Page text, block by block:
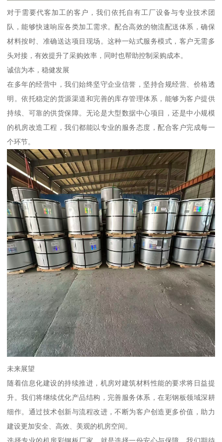
对于需要代客加工的客户，我们依托自有工厂设备与专业技术团
队，能够快速响应各类加工需求。配合高效的物流配送体系，确保
材料按时、准确送达项目现场。这种一站式服务模式，客户无需多
头对接，有效提升了采购效率，同时也帮助控制采购成本。
诚信为本，稳健发展
在多年的经营中，我们始终坚守企业信誉，坚持合规经营、价格透
明。依托稳定的货源渠道和完善的库存管理体系，能够为客户提供
持续、可靠的供货保障。无论是大型数据中心项目，还是中小规模
的机房改造工程，我们都能以专业的服务态度，配合客户完成每一
个环节。
未来展望
随着信息化建设的持续推进，机房对建筑材料性能的要求将日益提
升。我们将继续优化产品结构，完善服务体系，在彩钢板领域深耕
细作。通过技术创新与流程改进，不断为客户创造更多价值，助力
建设更加安全、高效、美观的机房空间。